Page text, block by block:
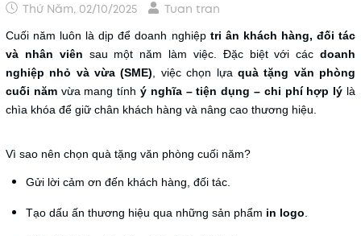
Thứ Năm, 02/10/2025 Tuan tran
Cuối năm luôn là dịp để doanh nghiệp tri ân khách hàng, đối tác
và nhân viên sau một năm làm việc. Đặc biệt với cácdoanh
nghiệp nhỏ và vừa (SME) , việc chọn lựa quà tặng văn phòng
cuối nămvừa mang tínhý nghĩa – tiện dụng – chi phí hợp lý là
chìa khóa để giữ chân khách hàng và nâng cao thương hiệu.
Vì sao nên chọn quà tặng văn phòng cuối năm?
Gửi lời cảm ơn đến khách hàng, đối tác.
Tạo dấu ấn thương hiệu qua những sản phẩm in logo